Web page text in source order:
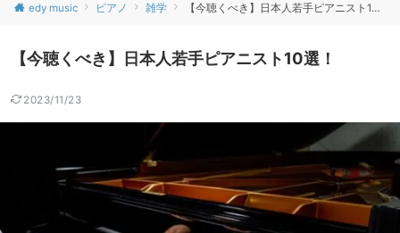
edy music ピアノ 雑学 【今聴くべき】日本人若手ピアニスト10選！
【今聴くべき】日本人若手ピアニスト10選！
2023/11/23